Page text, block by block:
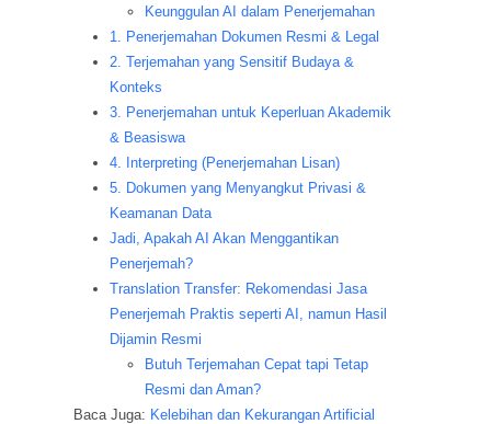
Keunggulan AI dalam Penerjemahan
1. Penerjemahan Dokumen Resmi & Legal
2. Terjemahan yang Sensitif Budaya &
Konteks
3. Penerjemahan untuk Keperluan Akademik
& Beasiswa
4. Interpreting (Penerjemahan Lisan)
5. Dokumen yang Menyangkut Privasi &
Keamanan Data
Jadi, Apakah AI Akan Menggantikan
Penerjemah?
Translation Transfer: Rekomendasi Jasa
Penerjemah Praktis seperti AI, namun Hasil
Dijamin Resmi
Butuh Terjemahan Cepat tapi Tetap
Resmi dan Aman?
Baca Juga: Kelebihan dan Kekurangan Artificial